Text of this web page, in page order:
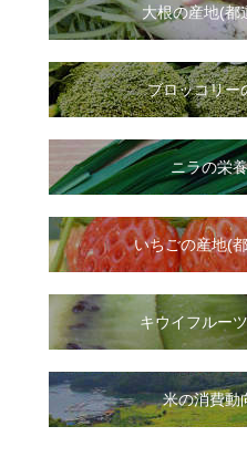
大根の産地(都
ブロッコリー
ニラの栄
いちごの産地(
キウイフルー
米の消費動